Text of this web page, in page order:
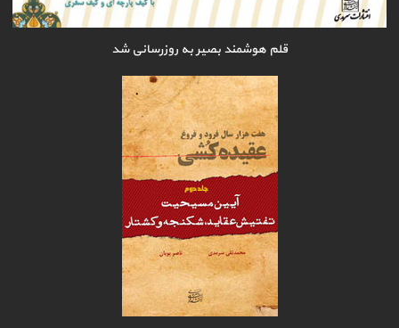
قلم هوشمند بصیر به روزرسانی شد